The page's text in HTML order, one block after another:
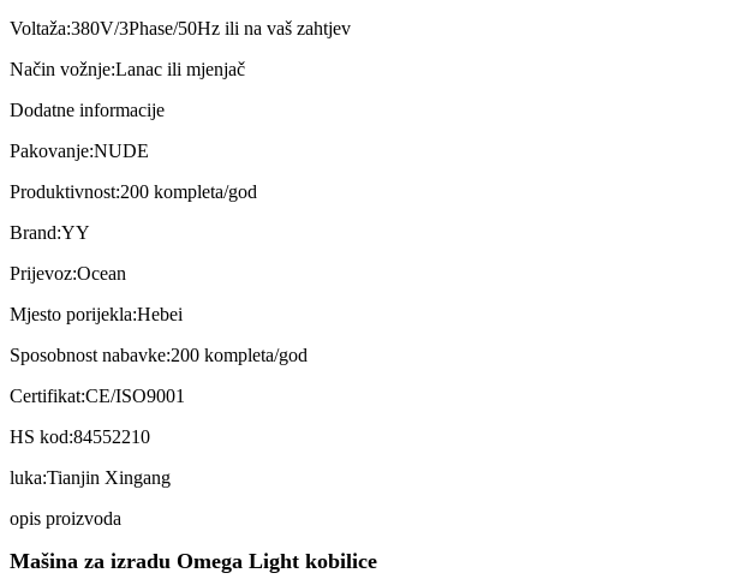
Voltaža:380V/3Phase/50Hz ili na vaš zahtjev
Način vožnje:Lanac ili mjenjač
Dodatne informacije
Pakovanje:NUDE
Produktivnost:200 kompleta/god
Brand:YY
Prijevoz:Ocean
Mjesto porijekla:Hebei
Sposobnost nabavke:200 kompleta/god
Certifikat:CE/ISO9001
HS kod:84552210
luka:Tianjin Xingang
opis proizvoda
Mašina za izradu Omega Light kobilice